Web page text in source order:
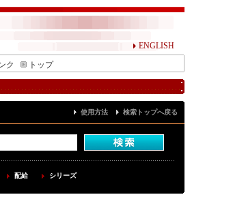
ENGLISH
ク トップ
使用方法 検索トップへ戻る
配給 シリーズ